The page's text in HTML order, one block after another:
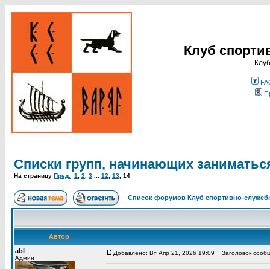
Клуб
Списки групп, начинающих
На страницу Пред. 1 2 3 12 13 14
Список форумов Клуб спортивно-
Автор
abl
Админ
Добавлено: Вт Апр 21, 2026 19:09 Заголовок